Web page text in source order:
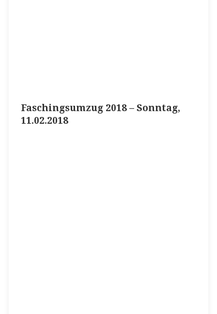
Faschingsumzug 2018 – Sonntag,
11.02.2018